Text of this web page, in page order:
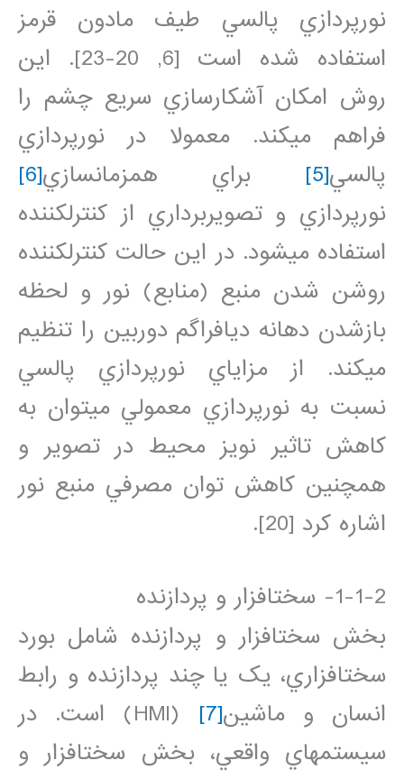
نورپردازي پالسي طيف مادون قرمز
استفاده شده است [6, 20-23]. اين
روش امکان آشکارسازي سريع چشم را
فراهم مي‏کند. معمولا در نورپردازي
پالسي[5] براي همزمان‏سازي[6]
نورپردازي و تصويربرداري از کنترل‏کننده
استفاده مي‏شود. در اين حالت کنترل‏کننده
روشن شدن منبع (منابع) نور و لحظه
بازشدن دهانه ديافراگم دوربين را تنظيم
مي‏کند. از مزاياي نورپردازي پالسي
نسبت به نورپردازي معمولي مي‏توان به
کاهش تاثير نويز محيط در تصوير و
همچنين کاهش توان مصرفي منبع نور
اشاره کرد [20].
1-1-2- سخت‏افزار و پردازنده
بخش سخت‏افزار و پردازنده شامل بورد
سخت‏افزاري، يک يا چند پردازنده و رابط
انسان و ماشين[7]
(HMI) است. در
سيستم‏هاي واقعي، بخش سخت‏افزار و